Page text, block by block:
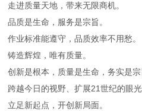
走进质量天地，带来无限商机。
品质是生命，服务是宗旨。
作业标准能遵守，品质效率不用愁。
铸造辉煌，唯有质量。
创新是根本，质量是生命，务实是宗
跨越今日的视野、扩展21世纪的眼光
立足新起点，开创新局面。